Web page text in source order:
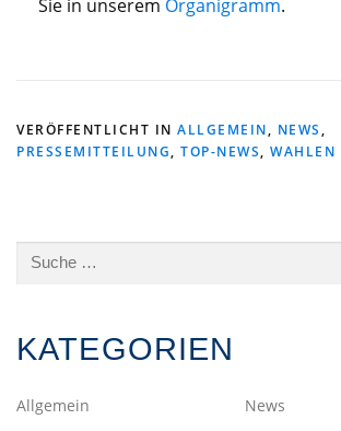
Sie in unserem Organigramm.
VERÖFFENTLICHT IN ALLGEMEIN, NEWS,
PRESSEMITTEILUNG, TOP-NEWS, WAHLEN
KATEGORIEN
Allgemein
News